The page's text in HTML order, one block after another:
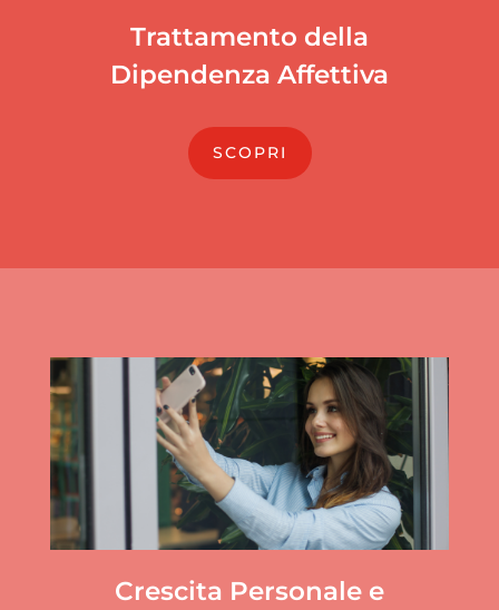
Trattamento della
Dipendenza Affettiva
SCOPRI
Crescita Personale e